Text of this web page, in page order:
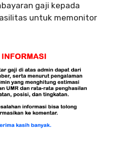
gaji kepada
untuk memonitor